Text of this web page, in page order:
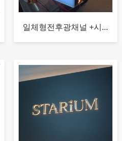
일체형전후광채널 +시...